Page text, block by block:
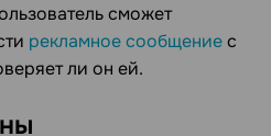
сможет
рекламное сообщениес
ли он ей.